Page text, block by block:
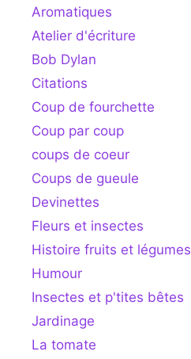
Aromatiques
Atelier d'écriture
Bob Dylan
Citations
Coup de fourchette
Coup par coup
coups de coeur
Coups de gueule
Devinettes
Fleurs et insectes
Histoire fruits et légumes
Humour
Insectes et p'tites bêtes
Jardinage
La tomate